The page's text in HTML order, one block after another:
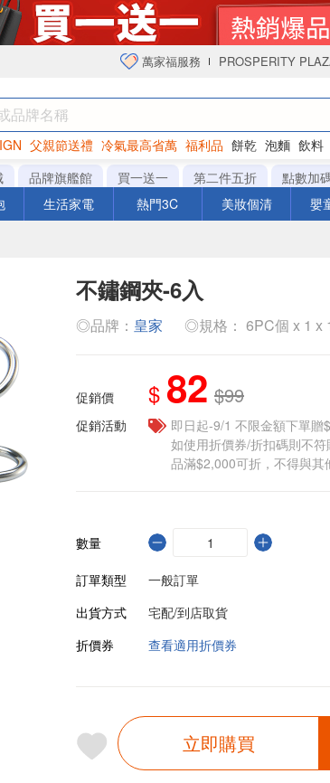
萬家福服務 PROSPERITY
父親節送禮 冷氣最高省萬 福利品 餅乾 泡麵 飲料
衛生紙
品牌旗艦館 買一送一 第二件五折 點數加
生活家電 熱門3C 美妝個清 嬰
不鏽鋼夾-6入
◎品牌： 皇家 ◎規格： 6PC個 x 1 x
促銷價 $ 82 $99
促銷活動
即日起-9/1 不限金額下單
如使用折價券/折扣碼則不
品滿$2,000可折，不得與其
數量
訂單類型
一般訂單
出貨方式
宅配/到店取貨
折價券
查看適用折價券
立即購買